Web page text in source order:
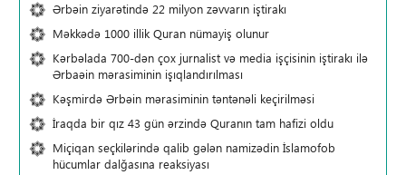
Ərbəin ziyarətində 22 milyon zəvvarın iştirakı
Məkkədə 1000 illik Quran nümayiş olunur
Kərbəlada 700-dən çox jurnalist və media işçisinin iştirakı ilə
Ərbaəin mərasiminin işıqlandırılması
Kəşmirdə Ərbəin mərasiminin təntənəli keçirilməsi
İraqda bir qız 43 gün ərzində Quranın tam hafizi oldu
Miçiqan seçkilərində qalib gələn namizədin İslamofob
hücumlar dalğasına reaksiyası